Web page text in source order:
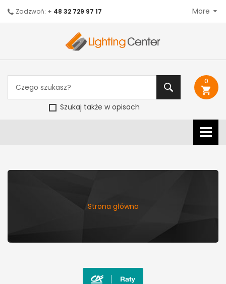
Szukaj także w opisach
0
shopping_cart
Zadzwoń: + 48 32 729 97 17 More
Strona główna